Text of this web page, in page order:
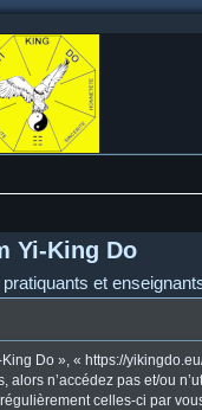
Yi-King Do
et
Do », « https://
n’accédez pas et/ou
celles-ci par